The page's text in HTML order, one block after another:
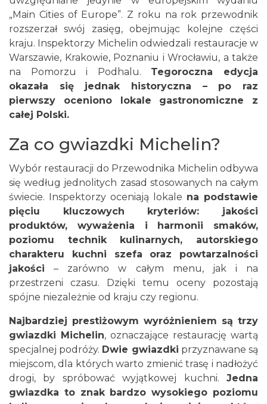
„Main Cities of Europe”. Z roku na rok przewodnik
rozszerzał swój zasięg, obejmując kolejne części
kraju. Inspektorzy Michelin odwiedzali restauracje w
Warszawie, Krakowie, Poznaniu i Wrocławiu, a także
na Pomorzu i Podhalu. Tegoroczna edycja
okazała się jednak historyczna – po raz
pierwszy oceniono lokale gastronomiczne z
całej Polski.
Za co gwiazdki Michelin?
Wybór restauracji do Przewodnika Michelin odbywa
się według jednolitych zasad stosowanych na całym
świecie. Inspektorzy oceniają lokale na podstawie
pięciu kluczowych kryteriów: jakości
produktów, wyważenia i harmonii smaków,
poziomu technik kulinarnych, autorskiego
charakteru kuchni szefa oraz powtarzalności
jakości – zarówno w całym menu, jak i na
przestrzeni czasu. Dzięki temu oceny pozostają
spójne niezależnie od kraju czy regionu.
Najbardziej prestiżowym wyróżnieniem są trzy
gwiazdki Michelin, oznaczające restaurację wartą
specjalnej podróży. Dwie gwiazdki przyznawane są
miejscom, dla których warto zmienić trasę i nadłożyć
drogi, by spróbować wyjątkowej kuchni. Jedna
gwiazdka to znak bardzo wysokiego poziomu